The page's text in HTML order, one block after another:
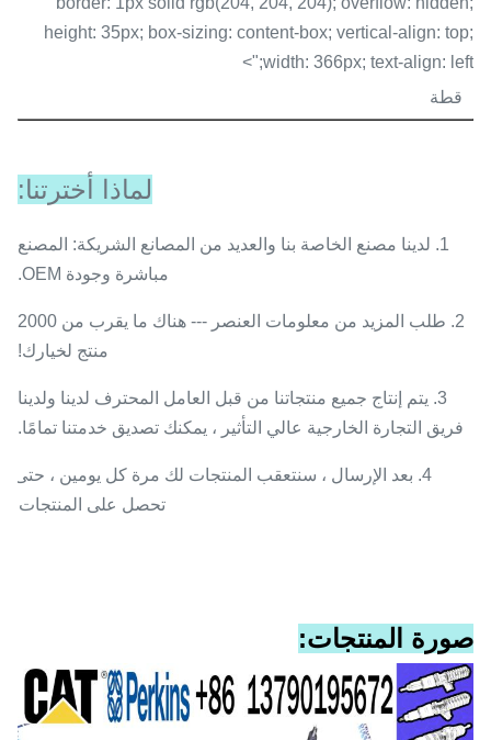
height: 35px; box-sizing: content-box; vertical-align: top;
width: 366px; text-align: left;">
قطة
لماذا أخترتنا:
1. لدينا مصنع الخاصة بنا والعديد من المصانع الشريكة: المصنع
مباشرة وجودة OEM.
2. طلب ​​المزيد من معلومات العنصر --- هناك ما يقرب من 2000
منتج لخيارك!
3. يتم إنتاج جميع منتجاتنا من قبل العامل المحترف لدينا ولدينا
فريق التجارة الخارجية عالي التأثير ، يمكنك تصديق خدمتنا تمامًا.
4. بعد الإرسال ، سنتعقب المنتجات لك مرة كل يومين ، حتى
تحصل على المنتجات.
صورة المنتجات: